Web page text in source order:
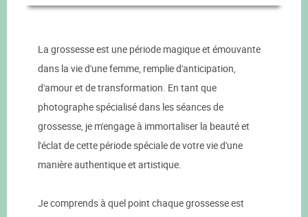
La grossesse est une période magique et émouvante
dans la vie d'une femme, remplie d'anticipation,
d'amour et de transformation. En tant que
photographe spécialisé dans les séances de
grossesse, je m'engage à immortaliser la beauté et
l'éclat de cette période spéciale de votre vie d'une
manière authentique et artistique.
Je comprends à quel point chaque grossesse est